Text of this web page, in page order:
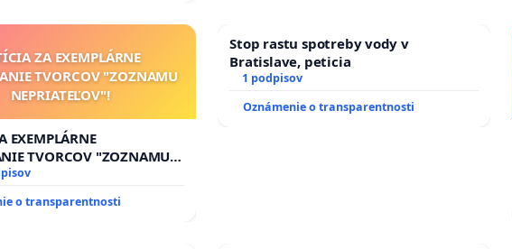
ZA EXEMPLÁRNE
TVORCOV "ZOZNAMU
NEPRIATEĽOV"!
EXEMPLÁRNE
TVORCOV "ZOZNAMU
o transparentnosti
Stop rastu spotreby vody v
Bratislave, peticia
1 podpisov
Oznámenie o transparentnosti